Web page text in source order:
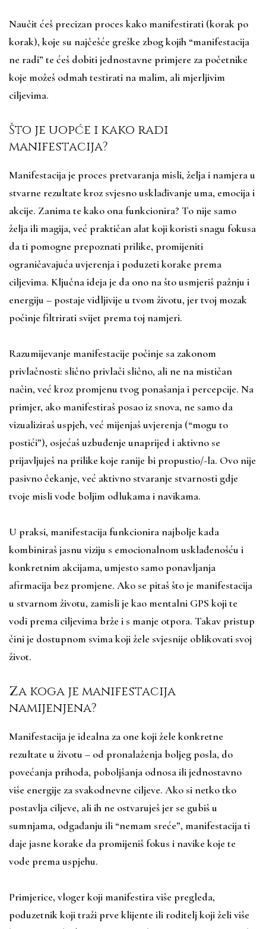
Naučit ćeš precizan proces kako manifestirati (korak po
korak), koje su najčešće greške zbog kojih “manifestacija
ne radi” te ćeš dobiti jednostavne primjere za početnike
koje možeš odmah testirati na malim, ali mjerljivim
ciljevima.
Što je uopće i kako radi
manifestacija?
Manifestacija je proces pretvaranja misli, želja i namjera u
stvarne rezultate kroz svjesno usklađivanje uma, emocija i
akcije. Zanima te kako ona funkcionira? To nije samo
želja ili magija, već praktičan alat koji koristi snagu fokusa
da ti pomogne prepoznati prilike, promijeniti
ograničavajuća uvjerenja i poduzeti korake prema
ciljevima. Ključna ideja je da ono na što usmjeriš pažnju i
energiju – postaje vidljivije u tvom životu, jer tvoj mozak
počinje filtrirati svijet prema toj namjeri.
Razumijevanje manifestacije počinje sa zakonom
privlačnosti: slično privlači slično, ali ne na mističan
način, već kroz promjenu tvog ponašanja i percepcije. Na
primjer, ako manifestiraš posao iz snova, ne samo da
vizualiziraš uspjeh, već mijenjaš uvjerenja (“mogu to
postići”), osjećaš uzbuđenje unaprijed i aktivno se
prijavljuješ na prilike koje ranije bi propustio/-la. Ovo nije
pasivno čekanje, već aktivno stvaranje stvarnosti gdje
tvoje misli vode boljim odlukama i navikama.
U praksi, manifestacija funkcionira najbolje kada
kombiniraš jasnu viziju s emocionalnom usklađenošću i
konkretnim akcijama, umjesto samo ponavljanja
afirmacija bez promjene. Ako se pitaš što je manifestacija
u stvarnom životu, zamisli je kao mentalni GPS koji te
vodi prema ciljevima brže i s manje otpora. Takav pristup
čini je dostupnom svima koji žele svjesnije oblikovati svoj
život.
Za koga je manifestacija
namijenjena?
Manifestacija je idealna za one koji žele konkretne
rezultate u životu – od pronalaženja boljeg posla, do
povećanja prihoda, poboljšanja odnosa ili jednostavno
više energije za svakodnevne ciljeve. Ako si netko tko
postavlja ciljeve, ali ih ne ostvaruješ jer se gubiš u
sumnjama, odgađanju ili “nemam sreće”, manifestacija ti
daje jasne korake da promijeniš fokus i navike koje te
vode prema uspjehu.
Primjerice, vloger koji manifestira više pregleda,
poduzetnik koji traži prve klijente ili roditelj koji želi više